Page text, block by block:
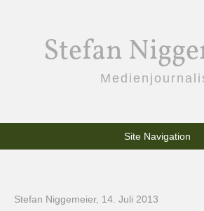
Stefan
Site Navigation
Stefan Niggemeier, 14. Juli 2013